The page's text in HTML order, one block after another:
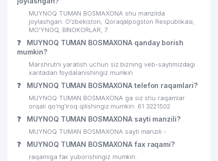
MUYNOQ TUMAN BOSMAXONA shu manzilda
joylashgan: O'zbekiston, Qoraqalpogston Respublikasi,
MO'YNOQ, BINOKORLAR, 7.
❓
MUYNOQ TUMAN BOSMAXONA qanday borish
mumkin?
Marshrutni yaratish uchun siz bizning veb-saytimizdagi
xaritadan foydalanishingiz mumkin
❓ MUYNOQ TUMAN BOSMAXONA telefon raqamlari?
MUYNOQ TUMAN BOSMAXONA ga siz shu raqamlar
orqali qo’ng’iroq qilishingiz mumkin: 61 3221502
❓ MUYNOQ TUMAN BOSMAXONA sayti manzili?
MUYNOQ TUMAN BOSMAXONA sayti manzili -
❓ MUYNOQ TUMAN BOSMAXONA fax raqami?
raqamiga fax yuborishingiz mumkin.